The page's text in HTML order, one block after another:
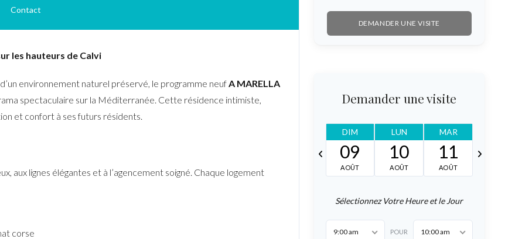
Contact
les hauteurs de Calvi
environnement naturel préservé, le programme neufA MARELLA
spectaculaire sur la Méditerranée. Cette résidence intimiste,
et confort à ses futurs résidents.
aux lignes élégantes et à l’agencement soigné. Chaque logement
corse
DEMANDER UNE VISITE
Demander une visite
LUN
10
AOÛT
MAR
11
AOÛT
MER
12
AOÛT
Sélectionnez Votre Heure et le Jour
9:00 am POUR 10:00 am